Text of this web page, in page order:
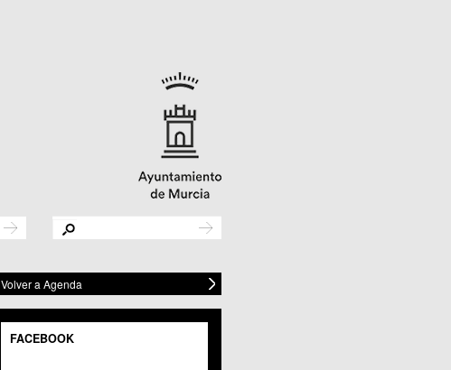
Volver a Agenda
FACEBOOK